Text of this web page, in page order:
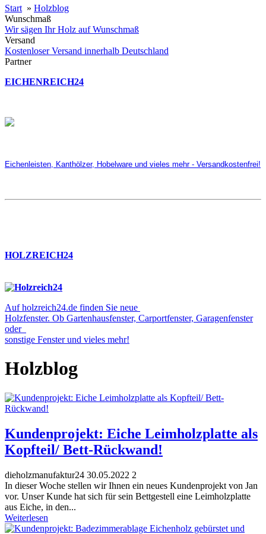
Start » Holzblog
Wunschmaß
Wir sägen Ihr Holz auf Wunschmaß
Versand
Kostenloser Versand innerhalb Deutschland
Partner
EICHENREICH24
Eichenleisten, Kanthölzer, Hobelware und vieles mehr - Versandkostenfrei!
HOLZREICH24
Auf holzreich24.de finden Sie neue
Holzfenster. Ob Gartenhausfenster, Carportfenster, Garagenfenster
oder
sonstige Fenster und vieles mehr!
Holzblog
Kundenprojekt: Eiche Leimholzplatte als
Kopfteil/ Bett-Rückwand!
dieholzmanufaktur24 30.05.2022 2
In dieser Woche stellen wir Ihnen ein neues Kundenprojekt von Jan
vor. Unser Kunde hat sich für sein Bettgestell eine Leimholzplatte
aus Eiche, in den...
Weiterlesen